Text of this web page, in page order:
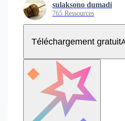
sulaksono dumadi
765 Ressources
Téléchargement gratuit